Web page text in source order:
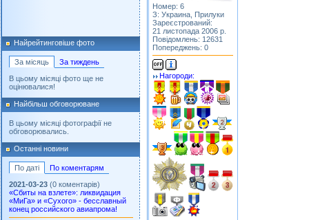
Найрейтинговіше фото
За місяць
За тиждень
В цьому місяці фото ще не
оцінювалися!
Найбільш обговорюване
В цьому місяці фотографії не
обговорювались.
Останні новини
По даті
По коментарям
2021-03-23 (0 коментарів)
«Сбиты на взлете»: ликвидация
«МиГа» и «Сухого» - бесславный
конец российского авиапрома!
Номер: 6
З: Украина, Прилуки
Зареєстрований:
21 листопада 2006 р.
Повідомлень: 12631
Попереджень: 0
Нагороди: